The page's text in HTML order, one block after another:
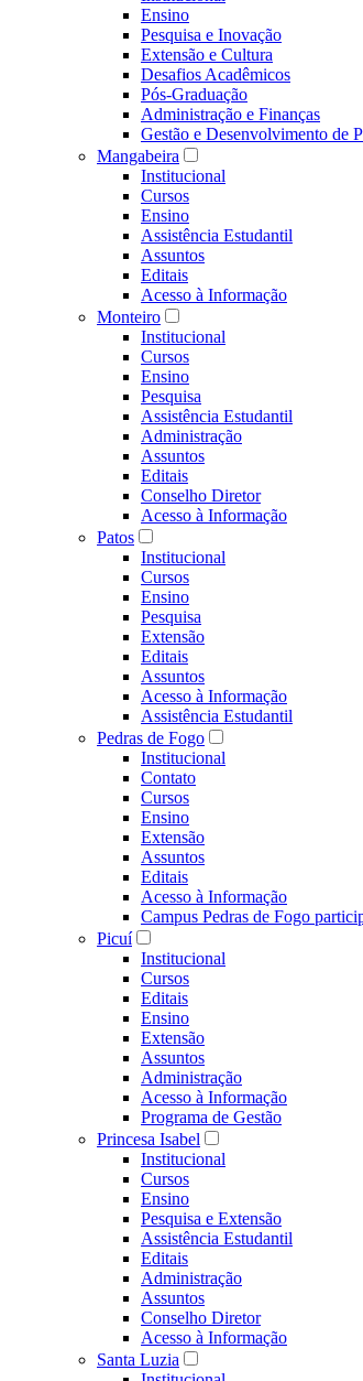
Ensino
Pesquisa e Inovação
Extensão e Cultura
Desafios Acadêmicos
Pós-Graduação
Administração e Finanças
Gestão e Desenvolvimento de
Mangabeira
Institucional
Cursos
Ensino
Assistência Estudantil
Assuntos
Editais
Acesso à Informação
Monteiro
Institucional
Cursos
Ensino
Pesquisa
Assistência Estudantil
Administração
Assuntos
Editais
Conselho Diretor
Acesso à Informação
Patos
Institucional
Cursos
Ensino
Pesquisa
Extensão
Editais
Assuntos
Acesso à Informação
Assistência Estudantil
Pedras de Fogo
Institucional
Contato
Cursos
Ensino
Extensão
Assuntos
Editais
Acesso à Informação
Campus Pedras de Fogo
Picuí
Institucional
Cursos
Editais
Ensino
Extensão
Assuntos
Administração
Acesso à Informação
Programa de Gestão
Princesa Isabel
Institucional
Cursos
Ensino
Pesquisa e Extensão
Assistência Estudantil
Editais
Administração
Assuntos
Conselho Diretor
Acesso à Informação
Santa Luzia